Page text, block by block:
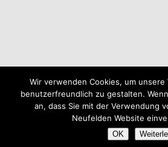
Wir verwenden Cookies, um
benutzerfreundlich zu gestalten.
an, dass Sie mit der Verwendung
Neufelden Website
OK